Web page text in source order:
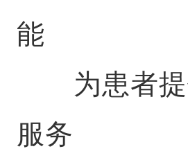
能
为患者提
服务